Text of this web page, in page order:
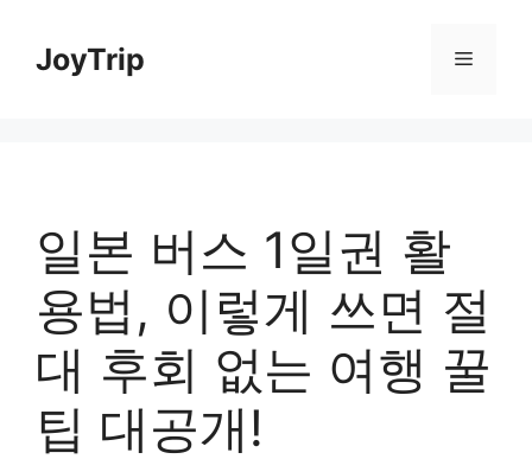
JoyTrip 메
일본 버스 1일권 활
용법, 이렇게 쓰면 절
대 후회 없는 여행 꿀
팁 대공개!